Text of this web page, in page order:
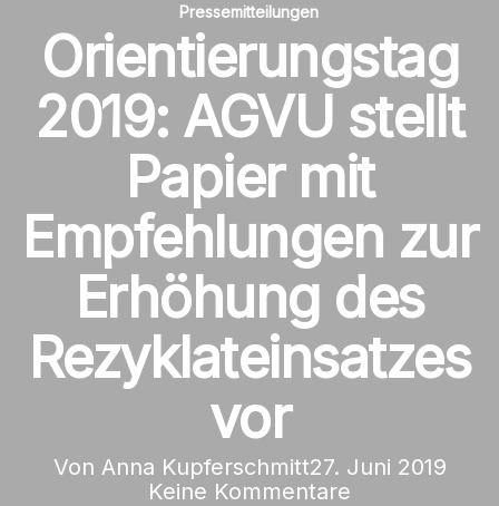
Pressemitteilungen
Orientierungstag
2019: AGVU stellt
Papier mit
Empfehlungen zur
Erhöhung des
Rezyklateinsatzes
vor
Von Anna Kupferschmitt27. Juni 2019
Keine Kommentare